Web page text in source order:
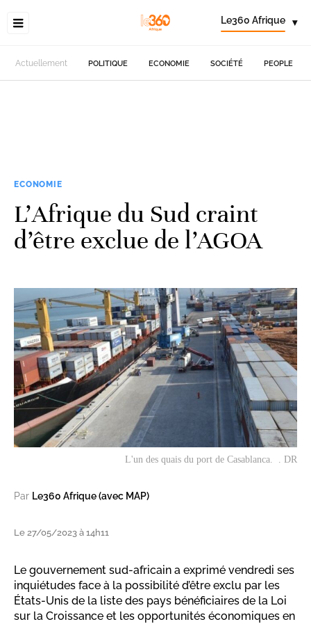
Le360 Afrique ▾
Actuellement POLITIQUE ECONOMIE SOCIÉTÉ PEOPLE
ECONOMIE
L’Afrique du Sud craint
d’être exclue de l’AGOA
L'un des quais du port de Casablanca. . DR
Par Le360 Afrique (avec MAP)
Le 27/05/2023 à 14h11
Le gouvernement sud-africain a exprimé vendredi ses
inquiétudes face à la possibilité d’être exclu par les
États-Unis de la liste des pays bénéficiaires de la Loi
sur la Croissance et les opportunités économiques en